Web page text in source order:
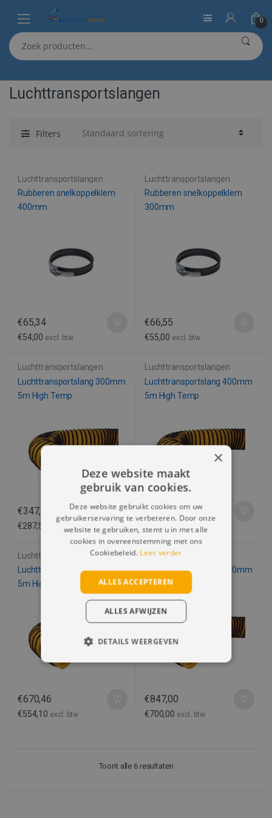
navigation
content
0
Zoeken
naar:
Home Luchttransportslangen
Luchttransportslangen
Filters
Luchttransportslangen
Rubberen snelkoppelklem
400mm
€65,34
€54,00 excl. btw
Luchttransportslangen
Rubberen snelkoppelklem
300mm
€66,55
€55,00 excl. btw
Luchttransportslangen
Luchttransportslang 300mm
5m High Temp
€347,88
€287,50 excl. btw
Luchttransportslangen
Luchttransportslang 400mm
5m High Temp
€ 385,02
€ 318,20 excl. btw
Luchttransportslangen
Luchttransportslang 500mm
5m High Temp
€670,46
€554,10 excl. btw
Luchttransportslangen
Luchttransportslang 600mm
5m High Temp
€847,00
€700,00 excl. btw
Toont alle 6 resultaten
×
Deze website maakt
gebruik van cookies.
Deze website gebruikt cookies om uw
gebruikerservaring te verbeteren. Door onze
website te gebruiken, stemt u in met alle
cookies in overeenstemming met ons
Cookiebeleid. Lees verder
ALLES ACCEPTEREN
ALLES AFWIJZEN
DETAILS WEERGEVEN
STRIKT NOODZAKELIJK
FUNCTIONEEL